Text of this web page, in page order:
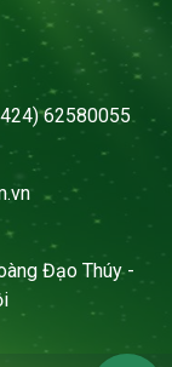
62580055
Đạo Thúy -